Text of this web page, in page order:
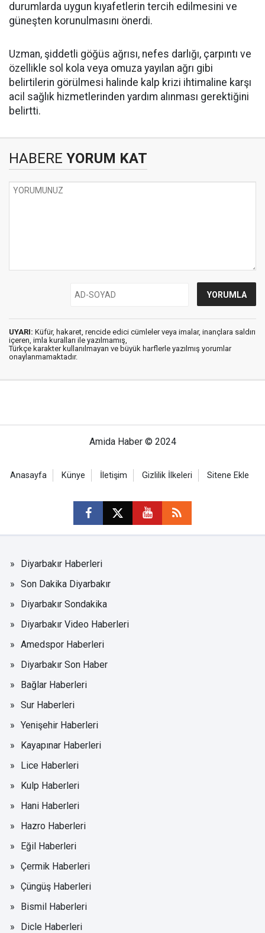
durumlarda uygun kıyafetlerin tercih edilmesini ve
güneşten korunulmasını önerdi.
Uzman, şiddetli göğüs ağrısı, nefes darlığı, çarpıntı ve
özellikle sol kola veya omuza yayılan ağrı gibi
belirtilerin görülmesi halinde kalp krizi ihtimaline karşı
acil sağlık hizmetlerinden yardım alınması gerektiğini
belirtti.
HABERE YORUM KAT
UYARI: Küfür, hakaret, rencide edici cümleler veya imalar, inançlara saldırı
içeren, imla kuralları ile yazılmamış,
Türkçe karakter kullanılmayan ve büyük harflerle yazılmış yorumlar
onaylanmamaktadır.
Amida Haber © 2024
Anasayfa Künye İletişim Gizlilik İlkeleri Sitene Ekle
Diyarbakır Haberleri
Son Dakika Diyarbakır
Diyarbakır Sondakika
Diyarbakır Video Haberleri
Amedspor Haberleri
Diyarbakır Son Haber
Bağlar Haberleri
Sur Haberleri
Yenişehir Haberleri
Kayapınar Haberleri
Lice Haberleri
Kulp Haberleri
Hani Haberleri
Hazro Haberleri
Eğil Haberleri
Çermik Haberleri
Çüngüş Haberleri
Bismil Haberleri
Dicle Haberleri